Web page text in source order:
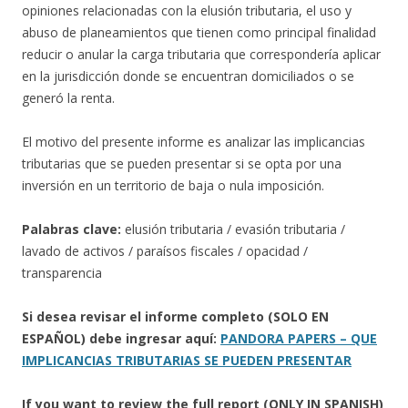
opiniones relacionadas con la elusión tributaria, el uso y
abuso de planeamientos que tienen como principal finalidad
reducir o anular la carga tributaria que correspondería aplicar
en la jurisdicción donde se encuentran domiciliados o se
generó la renta.
El motivo del presente informe es analizar las implicancias
tributarias que se pueden presentar si se opta por una
inversión en un territorio de baja o nula imposición.
Palabras clave: elusión tributaria / evasión tributaria /
lavado de activos / paraísos fiscales / opacidad /
transparencia
Si desea revisar el informe completo (SOLO EN
ESPAÑOL) debe ingresar aquí: PANDORA PAPERS – QUE
IMPLICANCIAS TRIBUTARIAS SE PUEDEN PRESENTAR
If you want to review the full report (ONLY IN SPANISH)